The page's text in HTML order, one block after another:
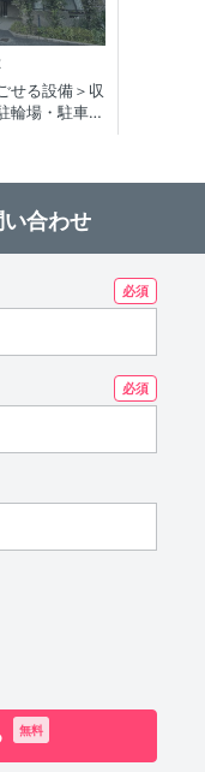
せる設備＞収
輪場・駐車場
合わせ
無料